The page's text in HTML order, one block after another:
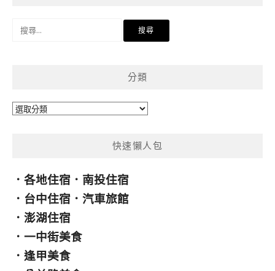
分類
分
快速懶人包
． 各地住宿 ． 南投住宿
． 台中住宿 ． 汽車旅館
． 澎湖住宿
． 一中街美食
． 逢甲美食